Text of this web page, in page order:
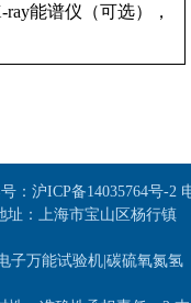
ray能谱仪（可选），
： 沪ICP备14035764号-2
：上海市宝山区杨行镇
子万能试验机|碳硫氧氮氢